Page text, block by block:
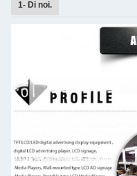
1- Di noi.